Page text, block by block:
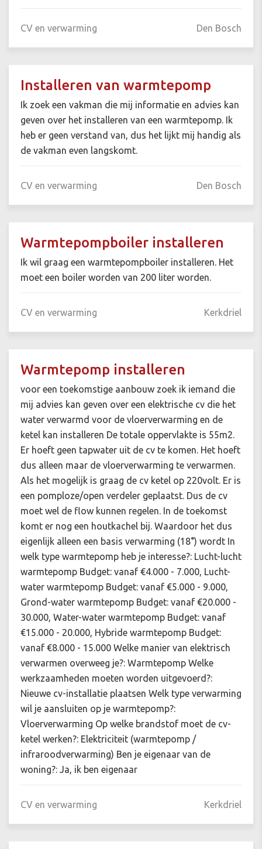
CV en verwarming Den Bosch
Installeren van warmtepomp
Ik zoek een vakman die mij informatie en advies kan
geven over het installeren van een warmtepomp. Ik
heb er geen verstand van, dus het lijkt mij handig als
de vakman even langskomt.
CV en verwarming Den Bosch
Warmtepompboiler installeren
Ik wil graag een warmtepompboiler installeren. Het
moet een boiler worden van 200 liter worden.
CV en verwarming Kerkdriel
Warmtepomp installeren
voor een toekomstige aanbouw zoek ik iemand die
mij advies kan geven over een elektrische cv die het
water verwarmd voor de vloerverwarming en de
ketel kan installeren De totale oppervlakte is 55m2.
Er hoeft geen tapwater uit de cv te komen. Het hoeft
dus alleen maar de vloerverwarming te verwarmen.
Als het mogelijk is graag de cv ketel op 220volt. Er is
een pomploze/open verdeler geplaatst. Dus de cv
moet wel de flow kunnen regelen. In de toekomst
komt er nog een houtkachel bij. Waardoor het dus
eigenlijk alleen een basis verwarming (18°) wordt In
welk type warmtepomp heb je interesse?: Lucht-lucht
warmtepomp Budget: vanaf €4.000 - 7.000, Lucht-
water warmtepomp Budget: vanaf €5.000 - 9.000,
Grond-water warmtepomp Budget: vanaf €20.000 -
30.000, Water-water warmtepomp Budget: vanaf
€15.000 - 20.000, Hybride warmtepomp Budget:
vanaf €8.000 - 15.000 Welke manier van elektrisch
verwarmen overweeg je?: Warmtepomp Welke
werkzaamheden moeten worden uitgevoerd?:
Nieuwe cv-installatie plaatsen Welk type verwarming
wil je aansluiten op je warmtepomp?:
Vloerverwarming Op welke brandstof moet de cv-
ketel werken?: Elektriciteit (warmtepomp /
infraroodverwarming) Ben je eigenaar van de
woning?: Ja, ik ben eigenaar
CV en verwarming Kerkdriel